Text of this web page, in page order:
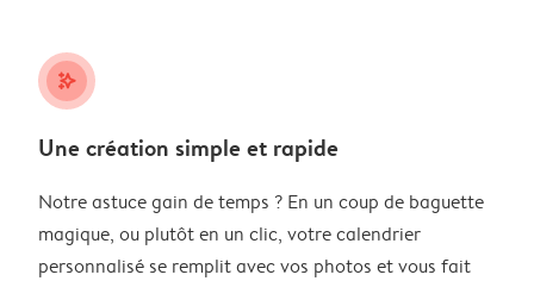
stars_plus
Une création simple et rapide
Notre astuce gain de temps ? En un coup de baguette
magique, ou plutôt en un clic, votre calendrier
personnalisé se remplit avec vos photos et vous fait